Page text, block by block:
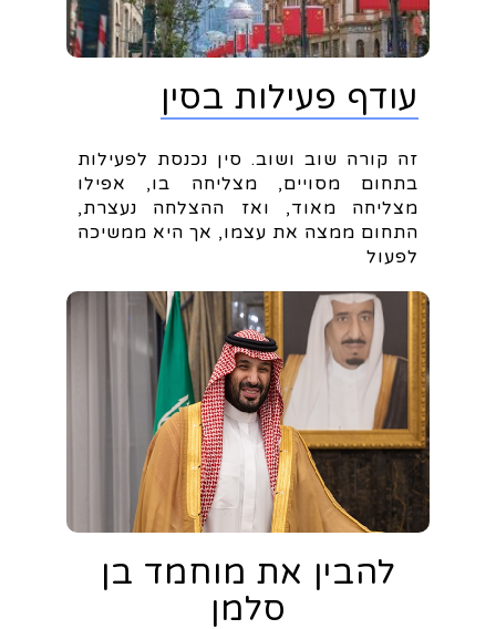
עודף פעילות בסין
זה קורה שוב ושוב. סין נכנסת לפעילות
בתחום מסויים, מצליחה בו, אפילו
מצליחה מאוד, ואז ההצלחה נעצרת,
התחום ממצה את עצמו, אך היא ממשיכה
לפעול
להבין את מוחמד בן
סלמן